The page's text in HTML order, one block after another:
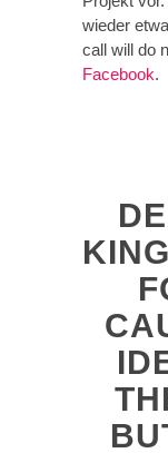
wieder
call will do
Facebook.